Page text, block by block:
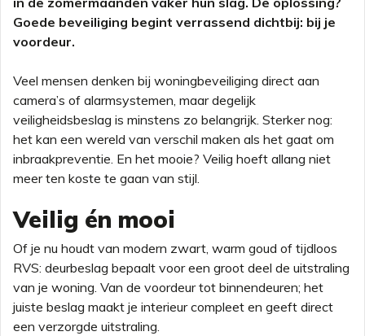
Goede beveiliging begint verrassend dichtbij: bij je
voordeur.
Veel mensen denken bij woningbeveiliging direct aan
camera’s of alarmsystemen, maar degelijk
veiligheidsbeslag is minstens zo belangrijk. Sterker nog:
het kan een wereld van verschil maken als het gaat om
inbraakpreventie. En het mooie? Veilig hoeft allang niet
meer ten koste te gaan van stijl.
Veilig én mooi
Of je nu houdt van modern zwart, warm goud of tijdloos
RVS: deurbeslag bepaalt voor een groot deel de uitstraling
van je woning. Van de voordeur tot binnendeuren; het
juiste beslag maakt je interieur compleet en geeft direct
een verzorgde uitstraling.